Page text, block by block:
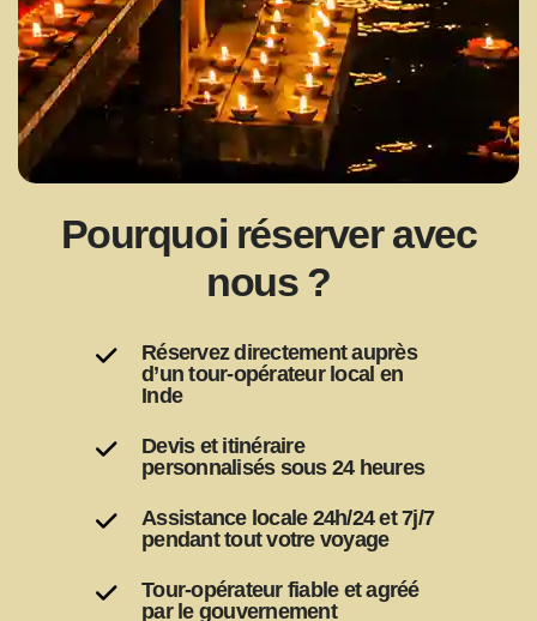
Pourquoi réserver avec
nous ?
d’un tour-opérateur local en
Inde
Devis et itinéraire
personnalisés sous 24 heures
Assistance locale 24h/24 et 7j/7
pendant tout votre voyage